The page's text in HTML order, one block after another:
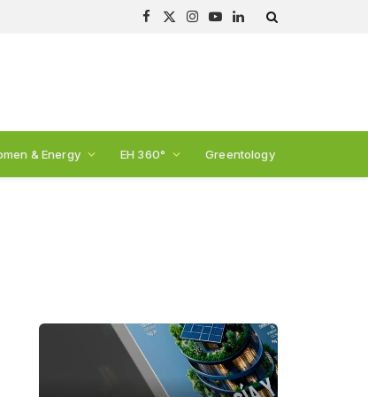
Facebook
X
Instagram
YouTubeLinkedIn
& Energy EH 360° Greentology